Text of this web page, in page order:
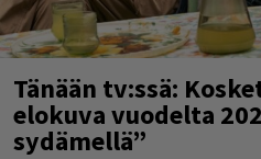
Tänään tv:ssä:
elokuva vuodelta
sydämellä”